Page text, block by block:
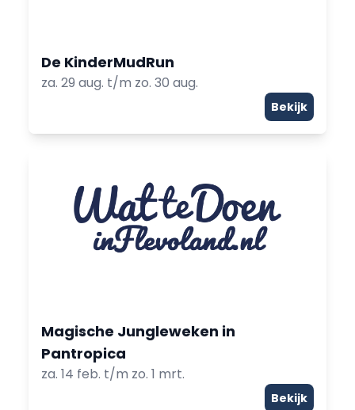
De KinderMudRun
za. 29 aug. t/m zo. 30 aug.
Bekijk
Magische Jungleweken in
Pantropica
za. 14 feb. t/m zo. 1 mrt.
Bekijk